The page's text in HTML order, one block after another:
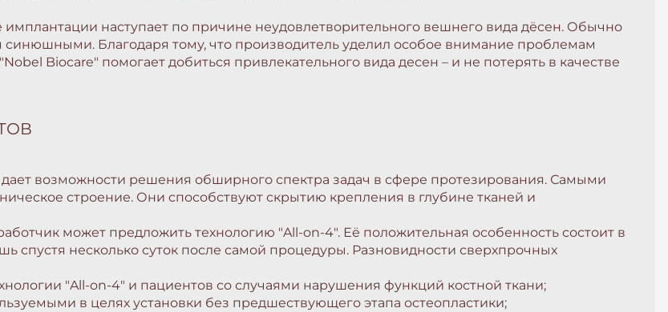
имплантации наступает по причине неудовлетворительного вешнего вида дёсен. Обычно
синюшными. Благодаря тому, что производитель уделил особое внимание проблемам
Biocare" помогает добиться привлекательного вида десен – и не потерять в качестве
возможности решения обширного спектра задач в сфере протезирования. Самыми
строение. Они способствуют скрытию крепления в глубине тканей и
может предложить технологию "All-on-4". Её положительная особенность состоит в
спустя несколько суток после самой процедуры. Разновидности сверхпрочных
"All-on-4" и пациентов со случаями нарушения функций костной ткани;
в целях установки без предшествующего этапа остеопластики;